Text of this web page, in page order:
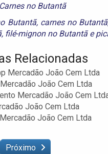
no Butantã
Butantã, carnes no Butantã
, filé-mignon no Butantãe
Relacionadas
Mercadão João Cem Ltda
João Cem Ltda
Mercadão João Cem
João Cem Ltda
João Cem Ltda
Próximo